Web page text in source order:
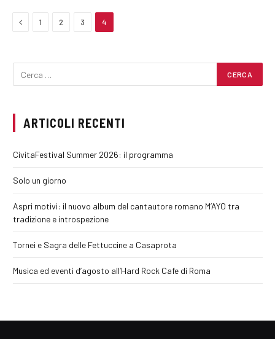
Previous
1 2 3 4
ARTICOLI RECENTI
CivitaFestival Summer 2026: il programma
Solo un giorno
Aspri motivi: il nuovo album del cantautore romano M’AYO tra
tradizione e introspezione
Tornei e Sagra delle Fettuccine a Casaprota
Musica ed eventi d’agosto all’Hard Rock Cafe di Roma